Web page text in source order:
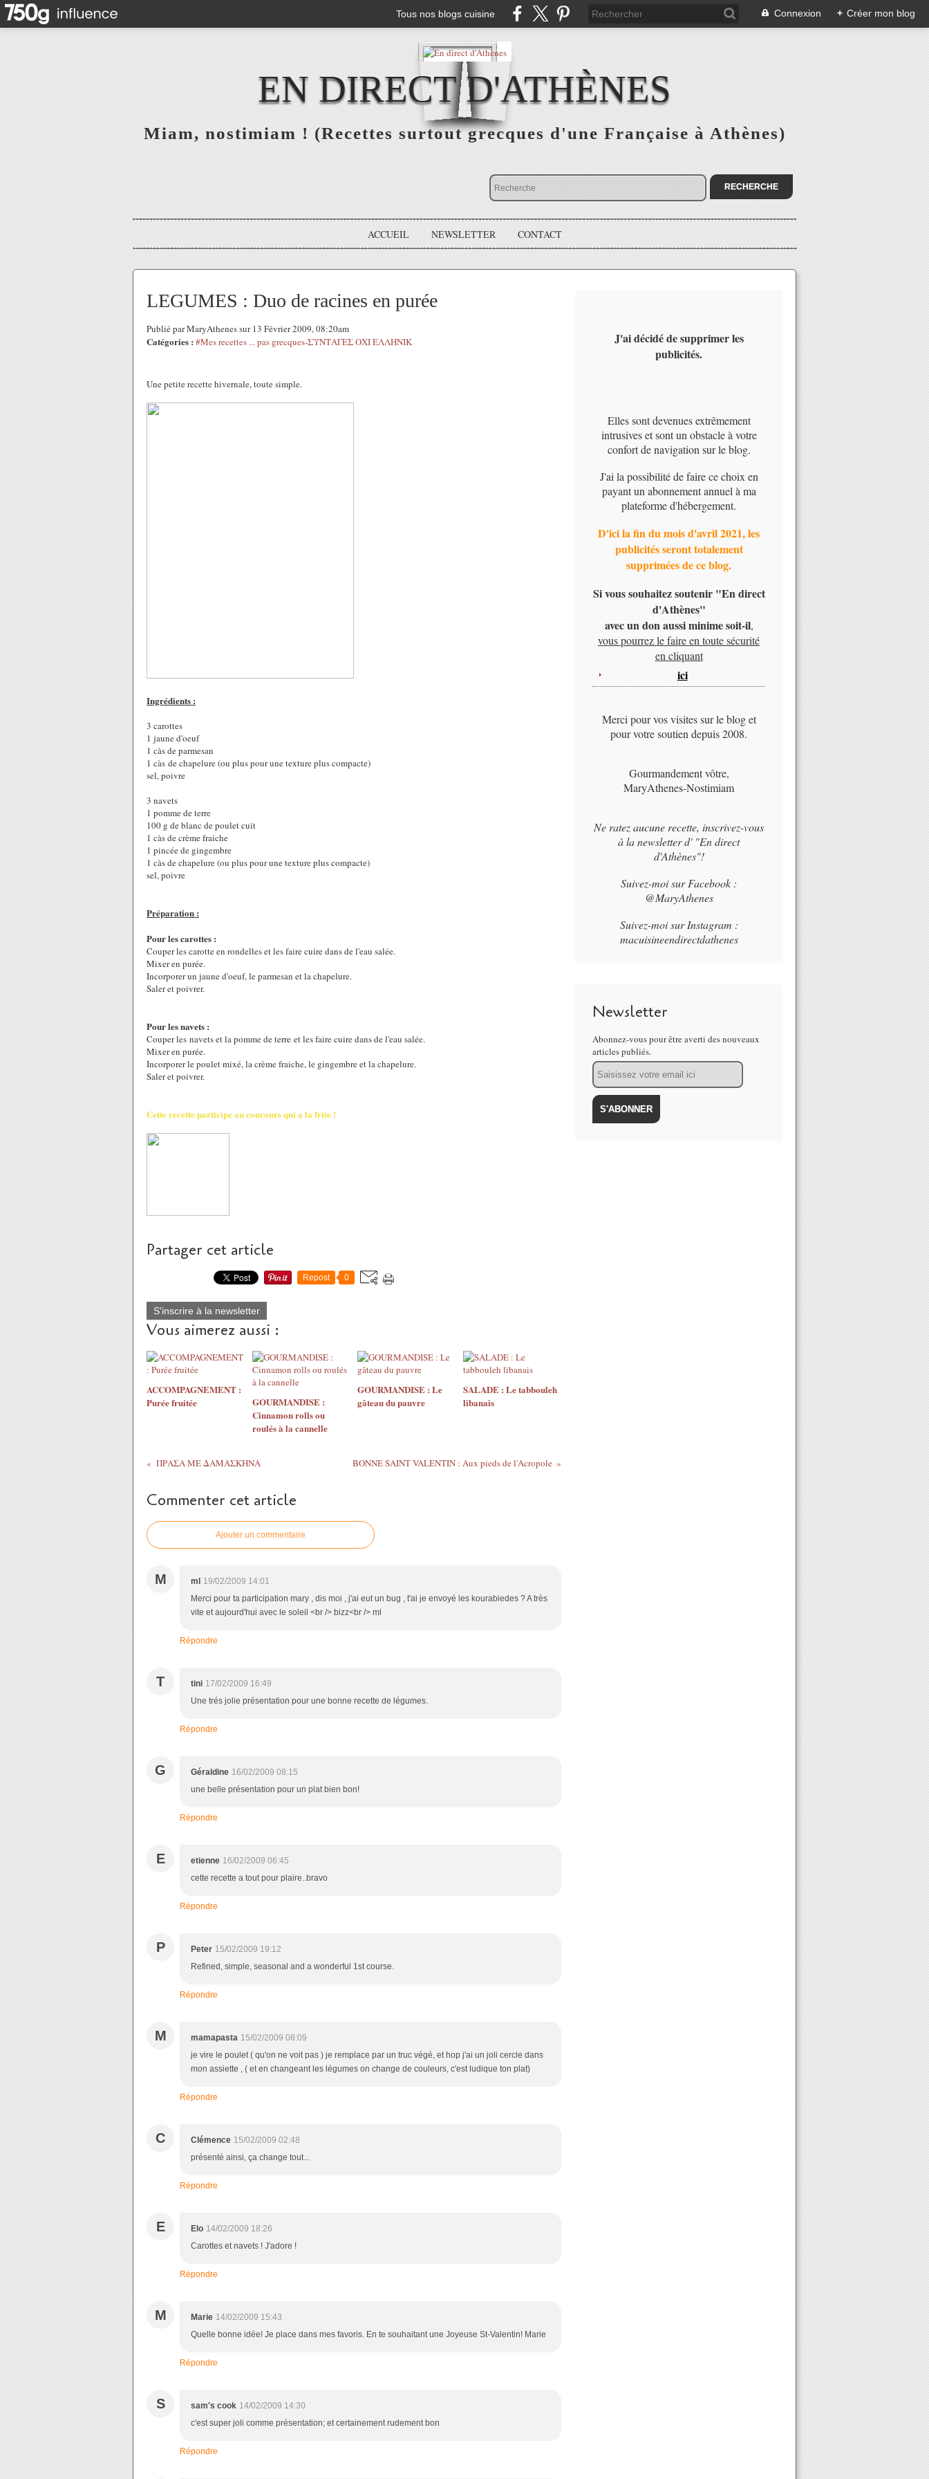
Tous nos blogs cuisine Connexion + Créer mon blog
EN DIRECT D'ATHÈNES
Miam, nostimiam ! (Recettes surtout grecques d'une Française à Athènes)
ACCUEIL NEWSLETTER CONTACT
LEGUMES : Duo de racines en purée
Publié par MaryAthenes sur 13 Février 2009, 08:20am
Catégories : #Mes recettes ... pas grecques-ΣΥΝΤΑΓΕΣ ΟΧΙ ΕΛΛΗΝΙΚ
Une petite recette hivernale, toute simple.
Ingrédients :
3 carottes
1 jaune d'oeuf
1 càs de parmesan
1 càs de chapelure (ou plus pour une texture plus compacte)
sel, poivre
3 navets
1 pomme de terre
100 g de blanc de poulet cuit
1 càs de crème fraiche
1 pincée de gingembre
1 càs de chapelure (ou plus pour une texture plus compacte)
sel, poivre
Préparation :
Pour les carottes :
Couper les carotte en rondelles et les faire cuire dans de l'eau salée.
Mixer en purée.
Incorporer un jaune d'oeuf, le parmesan et la chapelure.
Saler et poivrer.
Pour les navets :
Couper les navets et la pomme de terre et les faire cuire dans de l'eau salée.
Mixer en purée.
Incorporer le poulet mixé, la crème fraiche, le gingembre et la chapelure.
Saler et poivrer.
Cette recette participe au concours qui a la frite !
Partager cet article
Repost 0
S'inscrire à la newsletter
Vous aimerez aussi :
ACCOMPAGNEMENT :
Purée fruitée
GOURMANDISE :
Cinnamon rolls ou
roulés à la cannelle
GOURMANDISE : Le
gâteau du pauvre
SALADE : Le tabbouleh
libanais
ΠΡΑΣΑ ΜΕ ΔΑΜΑΣΚΗΝΑ BONNE SAINT VALENTIN : Aux pieds de l'Acropole
Commenter cet article
Ajouter un commentaire
M ml
19/02/2009 14:01
Merci pour ta participation mary , dis moi , j'ai eut un bug , t'ai je envoyé les kourabiedes ? A très
vite et aujourd'hui avec le soleil <br /> bizz<br /> ml
Répondre
T tini 17/02/2009 16:49
Une trés jolie présentation pour une bonne recette de légumes.
Répondre
G Géraldine 16/02/2009 08:15
une belle présentation pour un plat bien bon!
Répondre
E etienne 16/02/2009 06:45
cette recette a tout pour plaire..bravo
Répondre
P Peter 15/02/2009 19:12
Refined, simple, seasonal and a wonderful 1st course.
Répondre
M mamapasta 15/02/2009 08:09
je vire le poulet ( qu'on ne voit pas ) je remplace par un truc végé, et hop j'ai un joli cercle dans
mon assiette , ( et en changeant les légumes on change de couleurs, c'est ludique ton plat)
Répondre
C Clémence 15/02/2009 02:48
présenté ainsi, ça change tout...
Répondre
E Elo 14/02/2009 18:26
Carottes et navets ! J'adore !
Répondre
M Marie 14/02/2009 15:43
Quelle bonne idée! Je place dans mes favoris. En te souhaitant une Joyeuse St-Valentin! Marie
Répondre
S sam's cook 14/02/2009 14:30
c'est super joli comme présentation; et certainement rudement bon
Répondre
J'ai décidé de supprimer les
publicités.
Elles sont devenues extrêmement
intrusives et sont un obstacle à votre
confort de navigation sur le blog.
J'ai la possibilité de faire ce choix en
payant un abonnement annuel à ma
plateforme d'hébergement.
D'ici la fin du mois d'avril 2021, les
publicités seront totalement
supprimées de ce blog.
Si vous souhaitez soutenir "En direct
d'Athènes"
avec un don aussi minime soit-il,
vous pourrez le faire en toute sécurité
en cliquant
ici
Merci pour vos visites sur le blog et
pour votre soutien depuis 2008.
Gourmandement vôtre,
MaryAthenes-Nostimiam
Ne ratez aucune recette, inscrivez-vous
à la newsletter d' "En direct
d'Athènes"!
Suivez-moi sur Facebook :
@MaryAthenes
Suivez-moi sur Instagram :
macuisineendirectdathenes
Newsletter
Abonnez-vous pour être averti des nouveaux
articles publiés.
Email